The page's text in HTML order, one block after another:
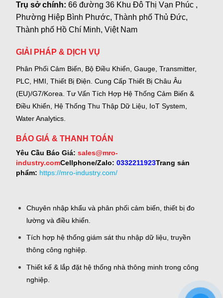
Trụ sở chính:66 đường 36 Khu Đô Thị Vạn Phúc ,
Phường Hiệp Bình Phước, Thành phố Thủ Đức,
Thành phố Hồ Chí Minh, Việt Nam
GIẢI PHÁP & DỊCH VỤ
Phân Phối Cảm Biến, Bộ Điều Khiển, Gauge, Transmitter,
PLC, HMI, Thiết Bị Điện. Cung Cấp Thiết Bị Châu Âu
(EU)/G7/Korea. Tư Vấn Tích Hợp Hệ Thống Cảm Biến &
Điều Khiển, Hệ Thống Thu Thập Dữ Liệu, IoT System,
Water Analytics.
BÁO GIÁ & THANH TOÁN
Yêu Cầu Báo Giá: sales@mro-
industry.comCellphone/Zalo: 0332211923Trang sản
phẩm: https://mro-industry.com/
Chuyên nhập khẩu và phân phối cảm biến, thiết bị đo
lường và điều khiển.
Tích hợp hệ thống giám sát thu nhập dữ liệu, truyền
thông công nghiệp.
Thiết kế & lắp đặt hệ thống nhà thông minh trong công
nghiệp.